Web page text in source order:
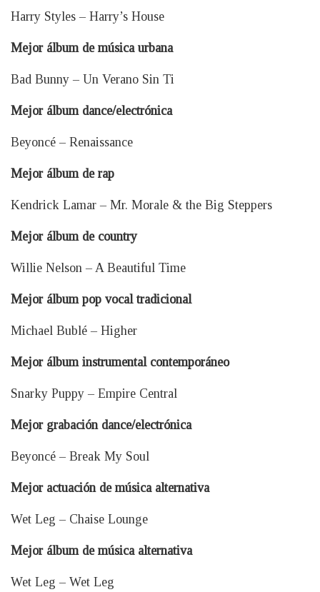
Harry Styles – Harry’s House
Mejor álbum de música urbana
Bad Bunny – Un Verano Sin Ti
Mejor álbum dance/electrónica
Beyoncé – Renaissance
Mejor álbum de rap
Kendrick Lamar – Mr. Morale & the Big Steppers
Mejor álbum de country
Willie Nelson – A Beautiful Time
Mejor álbum pop vocal tradicional
Michael Bublé – Higher
Mejor álbum instrumental contemporáneo
Snarky Puppy – Empire Central
Mejor grabación dance/electrónica
Beyoncé – Break My Soul
Mejor actuación de música alternativa
Wet Leg – Chaise Lounge
Mejor álbum de música alternativa
Wet Leg – Wet Leg